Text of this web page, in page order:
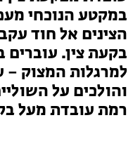
הזמינו פעילויות וטיולים
בתי ספר שדה
טיולים למבוגרים: ארץ
מחנות קיץ
המגזין – כל מה שקורה
מחנות קיץ
במקטע הנוכחי
הצינים אל חוד
בקעת צין. עוברים
למרגלות המצוק –
והולכים על
רמת עובדת מעל